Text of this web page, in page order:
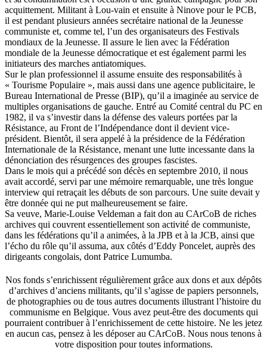
acquittement. Militant à Lou-vain et ensuite à Ninove pour le PCB,
il est pendant plusieurs années secrétaire national de la Jeunesse
communiste et, comme tel, l’un des organisateurs des Festivals
mondiaux de la Jeunesse. Il assure le lien avec la Fédération
mondiale de la Jeunesse démocratique et est également parmi les
initiateurs des marches antiatomiques.
Sur le plan professionnel il assume ensuite des responsabilités à
« Tourisme Populaire », mais aussi dans une agence publicitaire, le
Bureau International de Presse (BIP), qu’il a imaginée au service de
multiples organisations de gauche. Entré au Comité central du PC en
1982, il va s’investir dans la défense des valeurs portées par la
Résistance, au Front de l’Indépendance dont il devient vice-
président. Bientôt, il sera appelé à la présidence de la Fédération
Internationale de la Résistance, menant une lutte incessante dans la
dénonciation des résurgences des groupes fascistes.
Dans le mois qui a précédé son décès en septembre 2010, il nous
avait accordé, servi par une mémoire remarquable, une très longue
interview qui retraçait les débuts de son parcours. Une suite devait y
être donnée qui ne put malheureusement se faire.
Sa veuve, Marie-Louise Veldeman a fait don au CArCoB de riches
archives qui couvrent essentiellement son activité de communiste,
dans les fédérations qu’il a animées, à la JPB et à la JCB, ainsi que
l’écho du rôle qu’il assuma, aux côtés d’Eddy Poncelet, auprès des
dirigeants congolais, dont Patrice Lumumba.
Nos fonds s’enrichissent régulièrement grâce aux dons et aux dépôts
d’archives d’anciens militants, qu’il s’agisse de papiers personnels,
de photographies ou de tous autres documents illustrant l’histoire du
communisme en Belgique. Vous avez peut-être des documents qui
pourraient contribuer à l’enrichissement de cette histoire. Ne les jetez
en aucun cas, pensez à les déposer au CArCoB. Nous nous tenons à
votre disposition pour toutes informations.